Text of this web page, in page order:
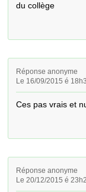
du collège
Réponse anonyme
Le 16/09/2015 é
Ces pas vrais et
Réponse anonyme
Le 20/12/2015 é